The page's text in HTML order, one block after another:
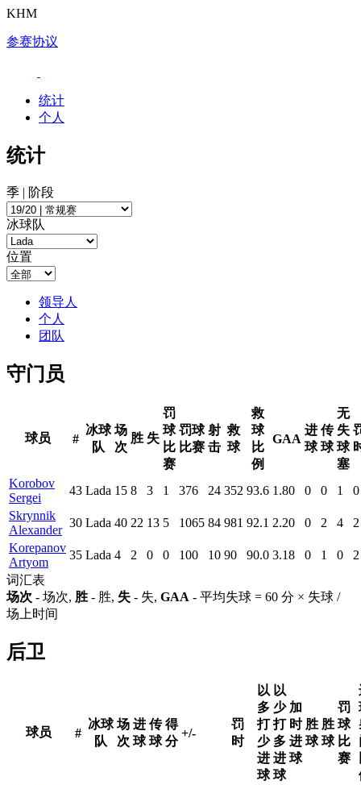
KHM
参赛协议
统计
个人
统计
季 | 阶段
冰球队
位置
领导人
个人
团队
守门员
球员 #
冰球
队
场
次
胜 失
罚
球
比
赛
罚球
比赛
射
击
救
球
救
球
比
例
GAA
进
球
传
球
无
失
球
塞
Korobov
Sergei
43 Lada 15 8 3 1 376 24 352 93.6 1.80 0 0 1
0
Skrynnik
Alexander
30 Lada 40 22 13 5 1065 84 981 92.1 2.20 0 2 4
2
Korepanov
Artyom
35 Lada 4 2 0 0 100 10 90 90.0 3.18 0 1 0
2
词汇表
场次 - 场次, 胜 - 胜, 失 - 失, GAA - 平均失球 = 60 分 × 失球 /
场上时间
后卫
球员 #
冰球
队
场
次
进
球
传
球
得
分
+/-
罚
时
以
多
打
少
进
球
以
少
打
多
进
球
加
时
进
球
胜
球
胜
球
罚
球
比
赛